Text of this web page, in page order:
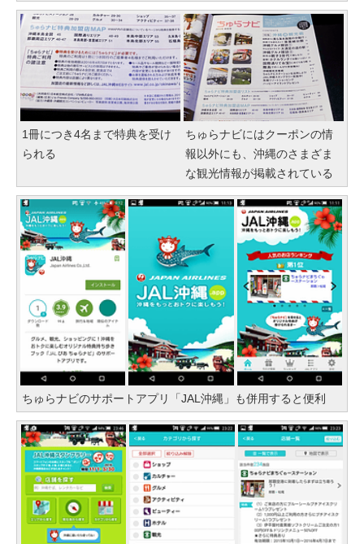
1冊につき4名まで特典を受け
られる
ちゅらナビにはクーポンの情
報以外にも、沖縄のさまざま
な観光情報が掲載されている
ちゅらナビのサポートアプリ「JAL沖縄」も併用すると便利